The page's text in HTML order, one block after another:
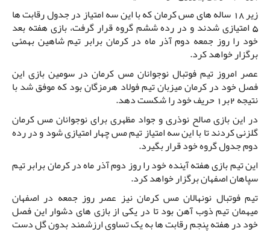
زیر 18 ساله های مس کرمان که با این سه امتیاز در جدول رقابت ها
5 امتیازی شدند و در رده ششم گروه قرار گرفت، بازی هفته بعد
خود را روز جمعه دوم آذر ماه در کرمان برابر تیم شاهین بهمئی
برگزار خواهد کرد.
عصر امروز تیم فوتبال نوجوانان مس کرمان در سومین بازی این
فصل خود در کرمان میزبان تیم فولاد هرمزگان بود که موفق شد با
نتیجه 2بر1 حریف خود را شکست دهد.
در این بازی صالح نوذری و جواد مظهری برای نوجوانان مس کرمان
گلزنی کردند تا با این سه امتیاز تیم مس چهار امتیازی شود و در رده
دوم جدول گروه خود قرار بگیرد.
این تیم بازی هفته آینده خود را روز دوم آذر ماه در کرمان برابر تیم
سپاهان اصفهان برگزار خواهد کرد.
تیم فوتبال نونهالان مس کرمان نیز عصر روز جمعه در اصفهان
میهمان تیم ذوب آهن بود تا در یکی از بازی های دشوار این فصل
خود در هفته پنجم رقابت ها به یک تساوی ارزشمند بدون گل دست